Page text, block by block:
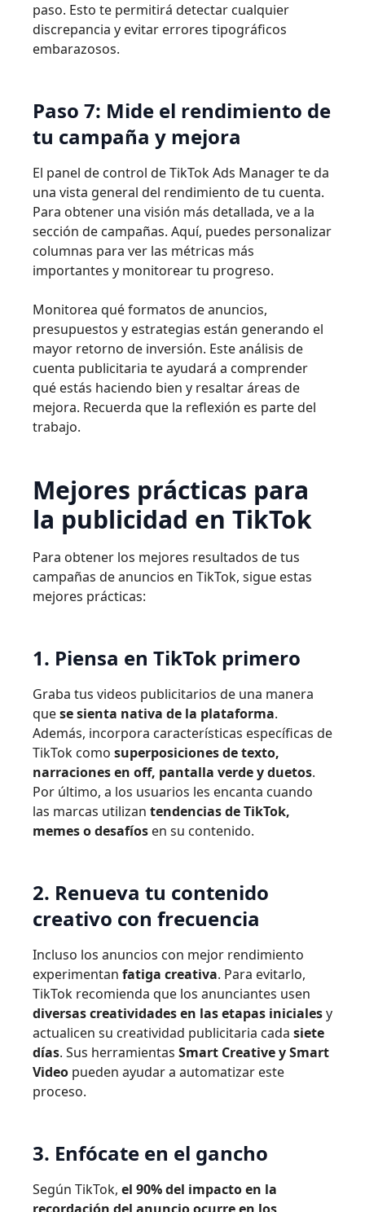
paso. Esto te permitirá detectar cualquier
discrepancia y evitar errores tipográficos
embarazosos.
Paso 7: Mide el rendimiento de
tu campaña y mejora
El panel de control de TikTok Ads Manager te da
una vista general del rendimiento de tu cuenta.
Para obtener una visión más detallada, ve a la
sección de campañas. Aquí, puedes personalizar
columnas para ver las métricas más
importantes y monitorear tu progreso.
Monitorea qué formatos de anuncios,
presupuestos y estrategias están generando el
mayor retorno de inversión. Este análisis de
cuenta publicitaria te ayudará a comprender
qué estás haciendo bien y resaltar áreas de
mejora. Recuerda que la reflexión es parte del
trabajo.
Mejores prácticas para
la publicidad en TikTok
Para obtener los mejores resultados de tus
campañas de anuncios en TikTok, sigue estas
mejores prácticas:
1. Piensa en TikTok primero
Graba tus videos publicitarios de una manera
quese sienta nativa de la plataforma.
Además, incorpora características específicas de
TikTok como superposiciones de texto,
narraciones en off, pantalla verde y duetos.
Por último, a los usuarios les encanta cuando
las marcas utilizan tendencias de TikTok,
memes o desafíos en su contenido.
2. Renueva tu contenido
creativo con frecuencia
Incluso los anuncios con mejor rendimiento
experimentan fatiga creativa. Para evitarlo,
TikTok recomienda que los anunciantes usen
diversas creatividades en las etapas inicialesy
actualicen su creatividad publicitaria cada siete
días. Sus herramientas Smart Creative y Smart
Video pueden ayudar a automatizar este
proceso.
3. Enfócate en el gancho
Según TikTok, el 90% del impacto en la